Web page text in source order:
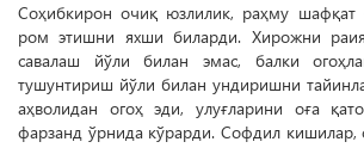
Соҳибкирон очиқ юзлилик, раҳму шафқат
ром этишни яхши биларди. Хирожни
савалаш йўли билан эмас, балки
тушунтириш йўли билан ундиришни
аҳволидан огоҳ эди, улуғларини оға
фарзанд ўрнида кўрарди. Софдил кишилар,